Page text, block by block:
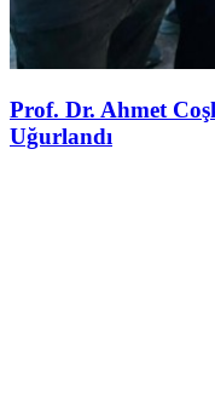
Prof. Dr. Ahmet
Uğurlandı